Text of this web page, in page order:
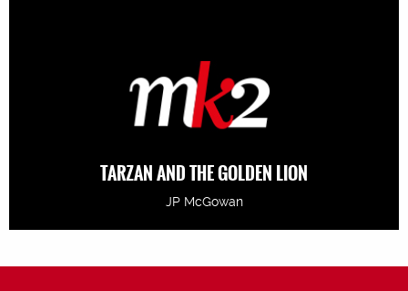
TARZAN AND THE GOLDEN LION
JP McGowan